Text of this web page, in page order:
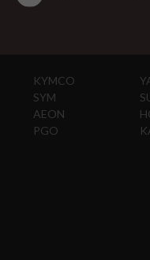
KYMCO
SYM
AEON
PGO